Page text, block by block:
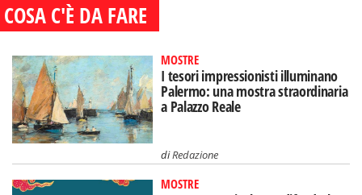
COSA C'È DA FARE
MOSTRE
I tesori impressionisti illuminano
Palermo: una mostra straordinaria
a Palazzo Reale
diRedazione
MOSTRE